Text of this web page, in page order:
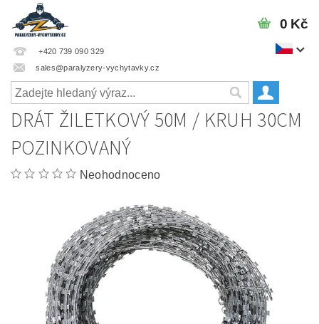
+420 739 090 329
sales@paralyzery-vychytavky.cz
0 Kč
DRÁT ŽILETKOVÝ 50M / KRUH 30CM
POZINKOVANÝ
Neohodnoceno